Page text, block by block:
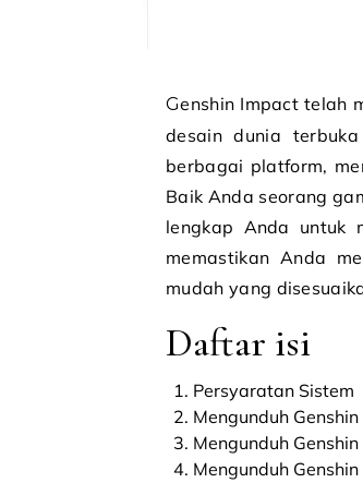
Genshin Impact telah menggemparkan dunia game dengan visualnya yang menakjubkan dan
desain dunia
berbagai platform,
Baik Anda seorang
lengkap Anda untuk
memastikan Anda
mudah yang
Daftar isi
Persyaratan Sistem
Mengunduh
Mengunduh
Mengunduh